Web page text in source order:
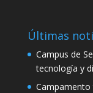
Últimas
Campus de
tecnología y